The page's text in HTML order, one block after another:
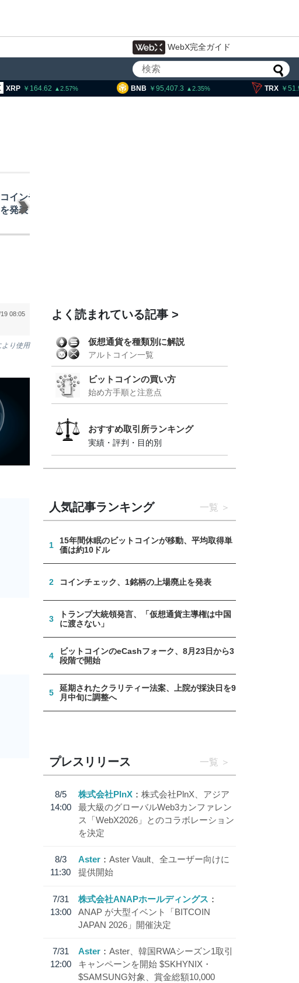
WebX完全ガイド
BNB 95,407.3 TRX 51.90
トランプ大統領発言、「仮想通貨主
導権は中国に渡さない」
08:05
り使用
よく読まれている記事
仮想通貨を種類別に解説
アルトコイン一覧
ビットコインの買い方
始め方手順と注意点
おすすめ取引所ランキング
実績・評判・目的別
人気記事ランキング 一覧
1
15年間休眠のビットコインが移動、平均取得単
価は約10ドル
2 コインチェック、1銘柄の上場廃止を発表
3
トランプ大統領発言、「仮想通貨主導権は中国
に渡さない」
4
ビットコインのeCashフォーク、8月23日から3
段階で開始
5
延期されたクラリティー法案、上院が採決日を9
月中旬に調整へ
プレスリリース 一覧
8/5
14:00
株式会社PlnX
株式会社PlnX、アジア
最大級のグローバルWeb3カンファレン
ス「WebX2026」とのコラボレーション
を決定
8/3
11:30
Aster
Aster Vault、全ユーザー向けに
提供開始
7/31
13:00
株式会社ANAPホールディングス
ANAP が大型イベント「BITCOIN
JAPAN 2026」開催決定
7/31
12:00
Aster
Aster、韓国RWAシーズン1取引
キャンペーンを開始 $SKHYNIX・
$SAMSUNG対象、賞金総額10,000